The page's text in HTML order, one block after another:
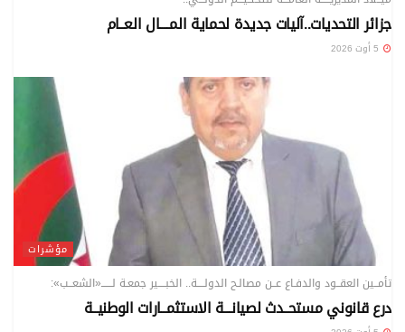
جزائر التحديات..آليات جديدة لحماية المــــال العــام
مؤشرات
تأمــين العقــود والدفـاع عــن مصالـح الدولــــة.. الخبــــير جمعـة لــــــ«الشعــب»:
درع قانوني مستحــدث لصيانـــة الاستثمــارات الوطنيــة